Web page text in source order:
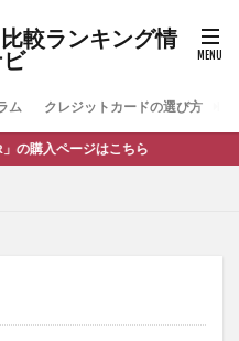
ム クレジットカードの選び方
購入ページはこちら